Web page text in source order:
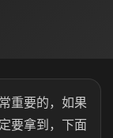
重要的，如果
要拿到，下面